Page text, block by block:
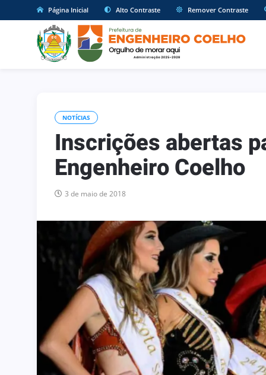
Página Inicial Alto Contraste Remover Contraste
NOTÍCIAS
Inscrições abertas
Engenheiro Coelho
3 de maio de 2018